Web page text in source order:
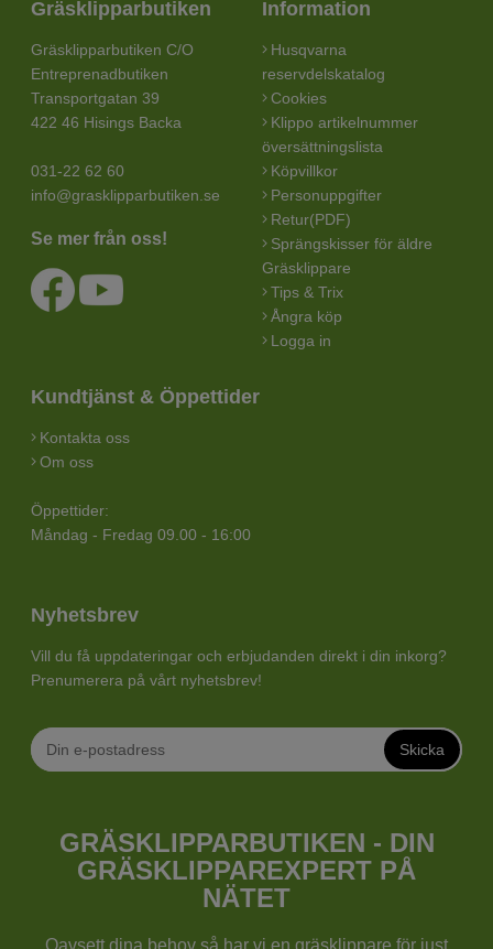
Gräsklipparbutiken
Gräsklipparbutiken C/O
Entreprenadbutiken
Transportgatan 39
422 46 Hisings Backa
031-22 62 60
info@grasklipparbutiken.se
Se mer från oss!
Information
Husqvarna
reservdelskatalog
Cookies
Klippo artikelnummer
översättningslista
Köpvillkor
Personuppgifter
Retur(PDF)
Sprängskisser för äldre
Gräsklippare
Tips & Trix
Ångra köp
Logga in
Kundtjänst & Öppettider
Kontakta oss
Om oss
Öppettider:
Måndag - Fredag 09.00 - 16:00
Nyhetsbrev
Vill du få uppdateringar och erbjudanden direkt i din inkorg?
Prenumerera på vårt nyhetsbrev!
Skicka
GRÄSKLIPPARBUTIKEN - DIN
GRÄSKLIPPAREXPERT PÅ
NÄTET